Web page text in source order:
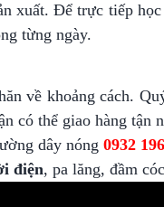
xuất. Để trực tiếp
từng ngày.
về khoảng cách.
có thể giao hàng tận
dây nóng 0932
điện, pa lăng, đầm